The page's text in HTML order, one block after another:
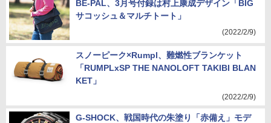
BE-PAL、3月号付録は村上康成デザイン「BIG
サコッシュ＆マルチトート」
(2022/2/9)
スノーピーク×Rumpl、難燃性ブランケット
「RUMPLxSP THE NANOLOFT TAKIBI BLAN
KET」
(2022/2/9)
G-SHOCK、戦国時代の朱塗り「赤備え」モデ